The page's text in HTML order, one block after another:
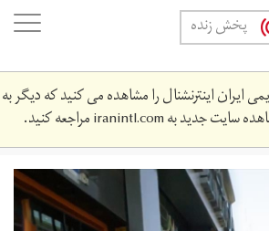
پخش زنده
اینترنشنال را مشاهده می کنید که دیگر به
سایت جدید بهiranintl.comمراجعه کنید.